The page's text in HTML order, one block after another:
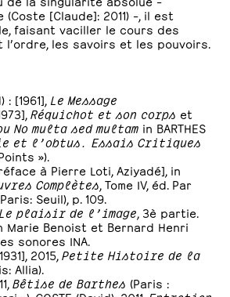
[Claude]: 2011) –, il est
faisant vaciller le cours des
l’ordre, les savoirs et les pouvoirs.
: [1961], Le Message
Réquichot et son corps et
No multa sed multam in BARTHES
et l’obtus. Essais Critiques
»).
à Pierre Loti, Aziyadé], in
Complètes , Tome IV, éd. Par
Seuil), p. 109.
Le plaisir de l’image , 3è partie.
Marie Benoist et Bernard Henri
sonores INA.
2015, Petite Histoire de la
Allia).
Bêtise de Barthes (Paris :